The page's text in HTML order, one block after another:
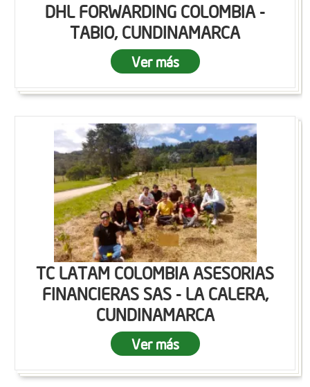
DHL FORWARDING COLOMBIA -
TABIO, CUNDINAMARCA
Ver más
TC LATAM COLOMBIA ASESORIAS
FINANCIERAS SAS - LA CALERA,
CUNDINAMARCA
Ver más